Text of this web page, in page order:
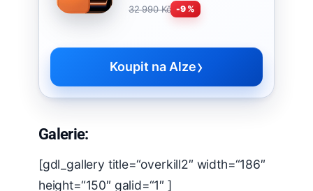
32 990 Kč -9 %
Koupit na Alze›
Galerie:
[gdl_gallery title=“overkill2″ width=“186″
height=“150″ galid=“1″ ]